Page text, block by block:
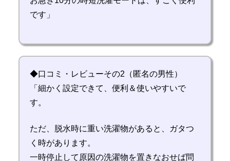
です」
◆口コミ・レビューその2（匿名の男性）
「細かく設定できて、便利＆使いやすいで
す。
ただ、脱水時に重い洗濯物があると、ガタつ
く時があります。
一時停止して原因の洗濯物を置きなおせば問